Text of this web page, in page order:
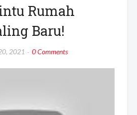
Rumah
Baru!
2021 0 Comments